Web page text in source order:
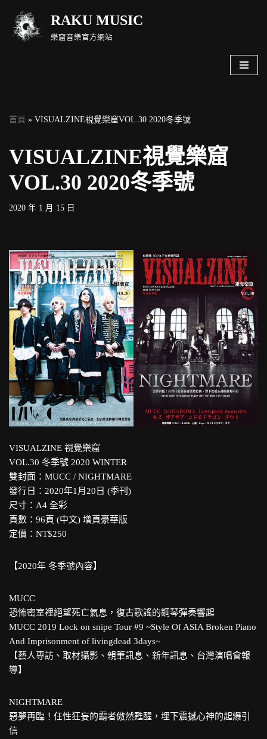
Skip
RAKU MUSIC
樂窟音樂官方網站
首頁 » VISUALZINE視覺樂窟VOL.30 2020冬季號
VISUALZINE視覺樂窟
VOL.30 2020冬季號
2020 年 1 月 15 日
VISUALZINE 視覺樂窟
VOL.30 冬季號 2020 WINTER
雙封面：MUCC / NIGHTMARE
發行日：2020年1月20日 (季刊)
尺寸：A4 全彩
頁數：96頁 (中文) 增頁豪華版
定價：NT$250
【2020年 冬季號內容】
MUCC
恐怖密室裡絕望死亡氣息，復古歌謠的鋼琴彈奏響起
MUCC 2019 Lock on snipe Tour #9 ~Style Of ASIA Broken Piano
And Imprisonment of livingdead 3days~
【藝人專訪、取材攝影、親筆訊息、新年訊息、台灣演唱會報
導】
NIGHTMARE
惡夢再臨！任性狂妄的霸者傲然甦醒，埋下震撼心神的起爆引
信